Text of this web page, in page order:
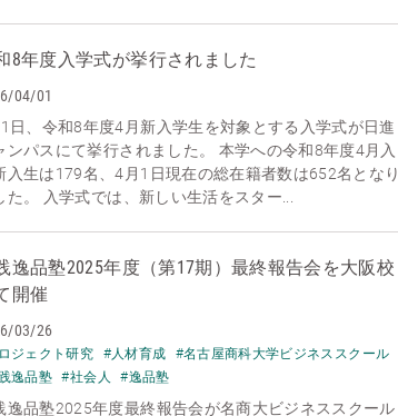
8年度入学式が挙行されました
04/01
日、令和8年度4月新入学生を対象とする入学式が日進
ンパスにて挙行されました。 本学への令和8年度4月入
入生は179名、4月1日現在の総在籍者数は652名となり
た。 入学式では、新しい生活をスター...
逸品塾2025年度（第17期）最終報告会を大阪校
開催
03/26
ジェクト研究 #人材育成
#名古屋商科大学ビジネススクール
逸品塾
#社会人 #逸品塾
逸品塾2025年度最終報告会が名商大ビジネススクール